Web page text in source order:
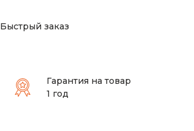
Быстрый заказ
Гарантия на товар
1 год